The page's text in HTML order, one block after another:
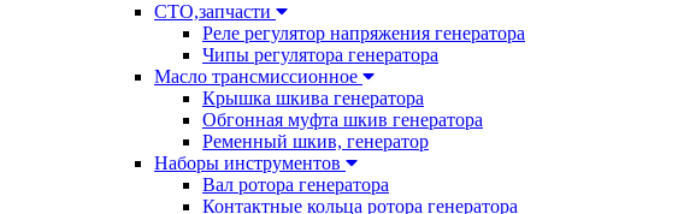
СТО,запчасти
Реле регулятор напряжения генератора
Чипы регулятора генератора
Масло трансмиссионное
Крышка шкива генератора
Обгонная муфта шкив генератора
Ременный шкив, генератор
Наборы инструментов
Вал ротора генератора
Контактные кольца ротора генератора